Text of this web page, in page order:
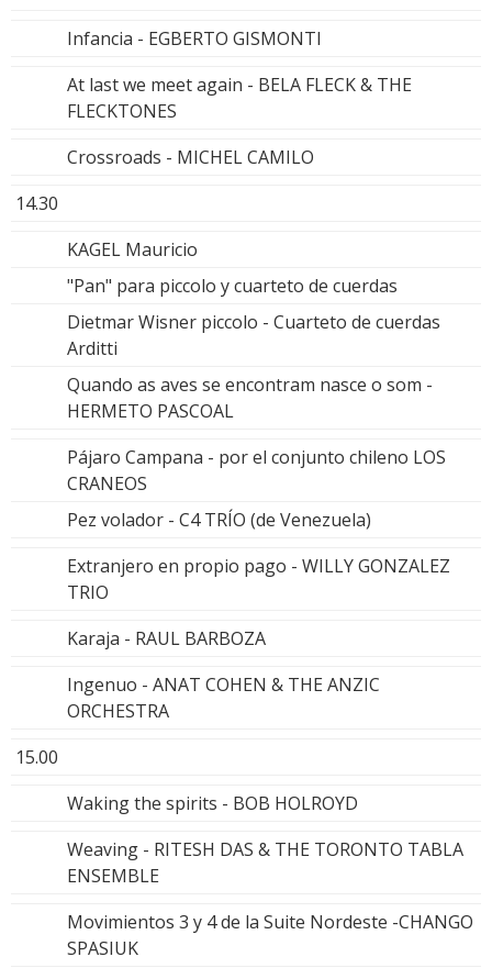
Infancia - EGBERTO GISMONTI
At last we meet again - BELA FLECK & THE
FLECKTONES
Crossroads - MICHEL CAMILO
14.30
KAGEL Mauricio
"Pan" para piccolo y cuarteto de cuerdas
Dietmar Wisner piccolo - Cuarteto de cuerdas
Arditti
Quando as aves se encontram nasce o som -
HERMETO PASCOAL
Pájaro Campana - por el conjunto chileno LOS
CRANEOS
Pez volador - C4 TRÍO (de Venezuela)
Extranjero en propio pago - WILLY GONZALEZ
TRIO
Karaja - RAUL BARBOZA
Ingenuo - ANAT COHEN & THE ANZIC
ORCHESTRA
15.00
Waking the spirits - BOB HOLROYD
Weaving - RITESH DAS & THE TORONTO TABLA
ENSEMBLE
Movimientos 3 y 4 de la Suite Nordeste -CHANGO
SPASIUK